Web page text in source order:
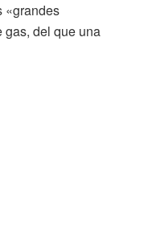
«grandes
gas, del que una